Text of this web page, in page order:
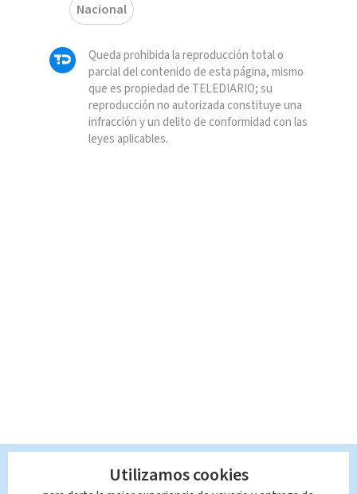
Nacional
Queda prohibida la reproducción total o
parcial del contenido de esta página, mismo
que es propiedad de TELEDIARIO; su
reproducción no autorizada constituye una
infracción y un delito de conformidad con las
leyes aplicables.
Utilizamos cookies